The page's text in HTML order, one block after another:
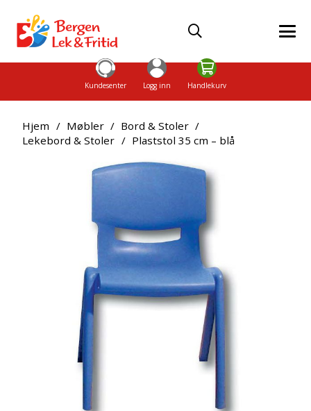
Kundesenter Logg inn Handlekurv
Hjem / Møbler / Bord & Stoler /
Lekebord & Stoler / Plaststol 35 cm – blå